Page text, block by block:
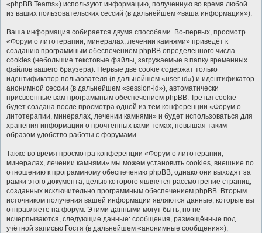
«phpBB Teams») используют информацию, полученную во время любой
из ваших пользовательских сессий (в дальнейшем «ваша информация»).
Ваша информация собирается двумя способами. Во-первых, просмотр
«Форум о литотерапии, минералах, лечении камнями» приведёт к
созданию программным обеспечением phpBB определённого числа
cookies (небольшие текстовые файлы, загружаемые в папку временных
файлов вашего браузера). Первые две cookie содержат только
идентификатор пользователя (в дальнейшем «user-id») и идентификатор
анонимной сессии (в дальнейшем «session-id»), автоматически
присвоенные вам программным обеспечением phpBB. Третья cookie
будет создана после просмотра одной из тем конференции «Форум о
литотерапии, минералах, лечении камнями» и будет использоваться для
хранения информации о прочтённых вами темах, повышая таким
образом удобство работы с форумами.
Также во время просмотра конференции «Форум о литотерапии,
минералах, лечении камнями» мы можем установить cookies, внешние по
отношению к программному обеспечению phpBB, однако они выходят за
рамки этого документа, целью которого является рассмотрение страниц,
созданных исключительно программным обеспечением phpBB. Вторым
источником получения вашей информации являются данные, которые вы
отправляете на форум. Этими данными могут быть, но не
исчерпываются, следующие данные: сообщения, размещённые под
учётной записью Гостя (в дальнейшем «анонимные сообщения»),